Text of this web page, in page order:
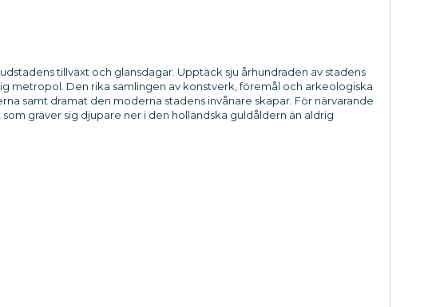
tillväxt och glansdagar. Upptäck sju århundraden av stadens
metropol. Den rika samlingen av konstverk, föremål och arkeologiska
samt dramat den moderna stadens invånare skapar. För närvarande
gräver sig djupare ner i den holländska guldåldern än aldrig